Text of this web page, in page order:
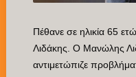
Πέθανε σε ηλικία 65
Λιδάκης. Ο Μανώλης
αντιμετώπιζε